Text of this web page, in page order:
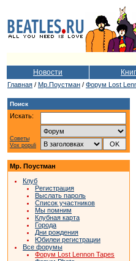
Новости
Главная / Мр.Поустман / Форум Lost
Поиск
Искать:
Советы
Vox populi
Мр. Поустман
Клуб
Регистрация
Выслать пароль
Список участников
Мы помним
Клубная карта
Города
Дни рождения
Юбилеи регистрации
Все форумы
Форум Lost Lennon Tapes